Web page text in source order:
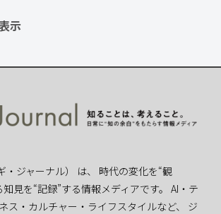
示
・ジャーナル） は、 時代の変化を“観
見を“記録”する情報メディアです。 AI・テ
ス・カルチャー・ライフスタイルなど、 ジ